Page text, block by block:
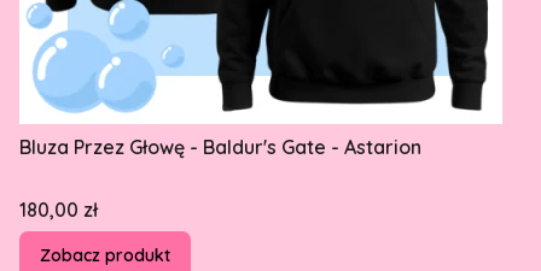
Bluza Przez Głowę - Baldur's Gate - Astarion
Cena
180,00 zł
Zobacz produkt